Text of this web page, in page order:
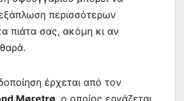
περισσότερων
πιάτα σας, ακόμη κι αν
έρχεται από τον
Møretrø, ο οποίος εργάζεται